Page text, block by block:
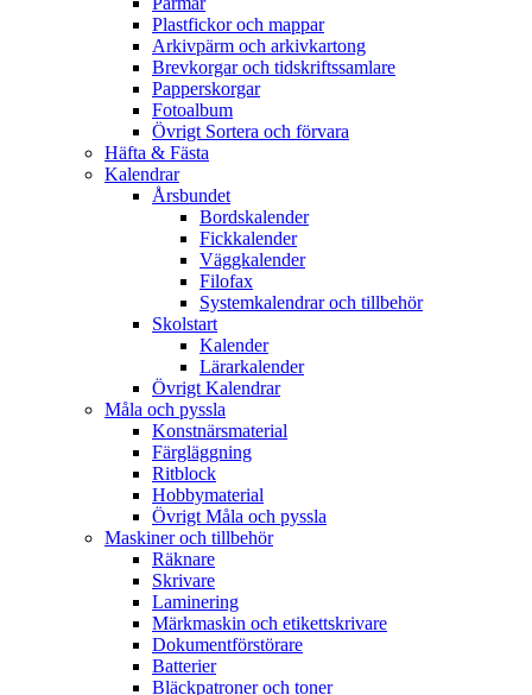
Plastfickor och mappar
Arkivpärm och arkivkartong
Brevkorgar och tidskriftssamlare
Papperskorgar
Fotoalbum
Övrigt Sortera och förvara
Häfta & Fästa
Kalendrar
Årsbundet
Bordskalender
Fickkalender
Väggkalender
Filofax
Systemkalendrar och tillbehör
Skolstart
Kalender
Lärarkalender
Övrigt Kalendrar
Måla och pyssla
Konstnärsmaterial
Färgläggning
Ritblock
Hobbymaterial
Övrigt Måla och pyssla
Maskiner och tillbehör
Räknare
Skrivare
Laminering
Märkmaskin och etikettskrivare
Dokumentförstörare
Batterier
Bläckpatroner och toner